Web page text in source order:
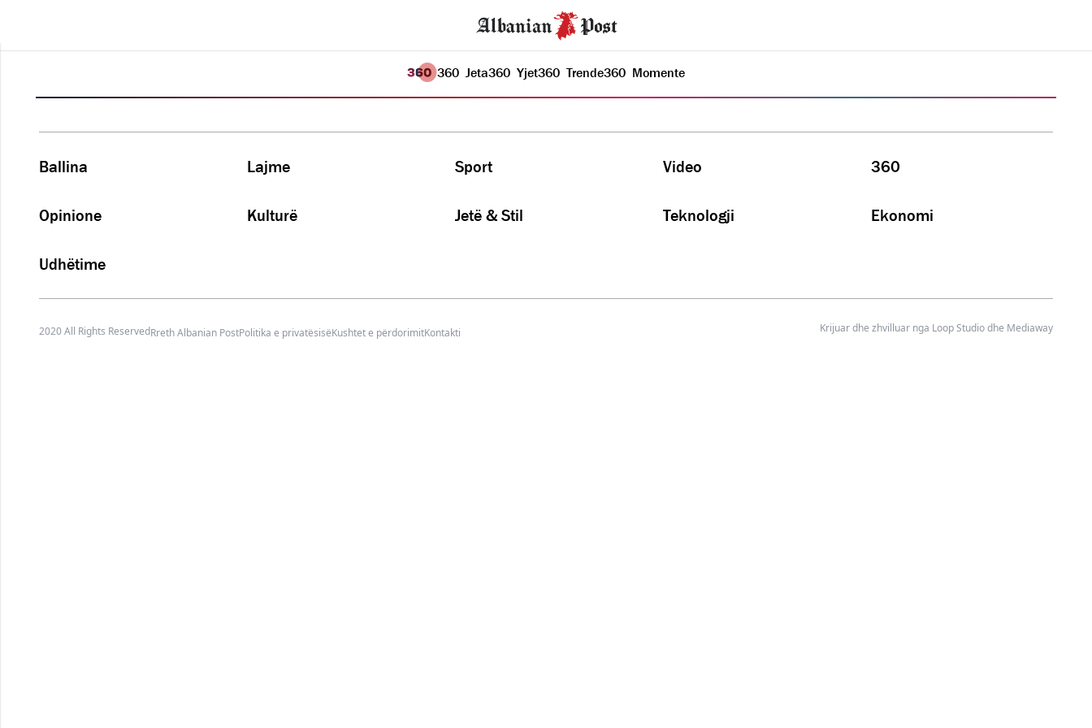
360 Jeta360 Yjet360 Trende360 Momente
Ballina Lajme Sport Video 360
Opinione Kulturë Jetë & Stil Teknologji Ekonomi
Udhëtime
2020 All Rights ReservedRreth Albanian PostPolitika e privatësisëKushtet e përdorimitKontakti Krijuar dhe zhvilluar nga Loop Studiodhe Mediaway